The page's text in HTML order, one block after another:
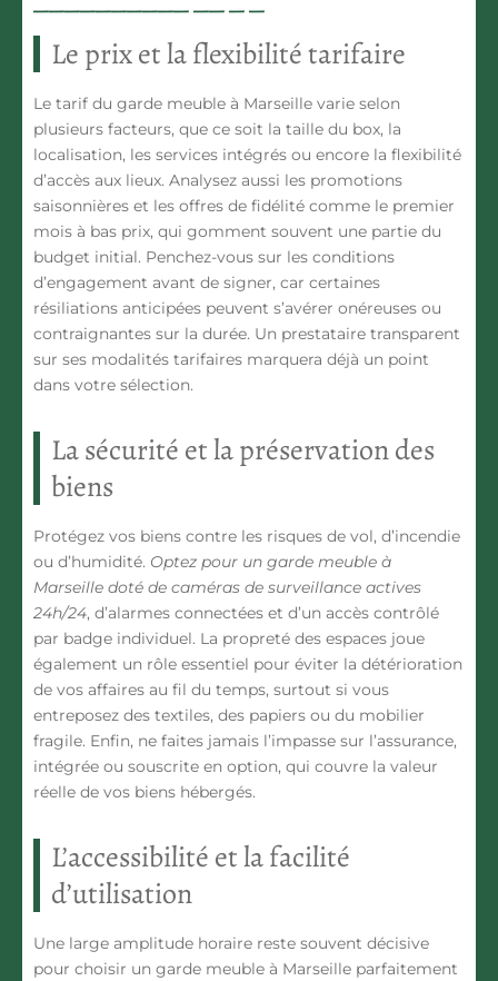
Le prix et la flexibilité tarifaire
Le tarif du garde meuble à Marseille varie selon
plusieurs facteurs, que ce soit la taille du box, la
localisation, les services intégrés ou encore la flexibilité
d’accès aux lieux. Analysez aussi les promotions
saisonnières et les offres de fidélité comme le premier
mois à bas prix, qui gomment souvent une partie du
budget initial. Penchez-vous sur les conditions
d’engagement avant de signer, car certaines
résiliations anticipées peuvent s’avérer onéreuses ou
contraignantes sur la durée. Un prestataire transparent
sur ses modalités tarifaires marquera déjà un point
dans votre sélection.
La sécurité et la préservation des
biens
Protégez vos biens contre les risques de vol, d’incendie
ou d’humidité. Optez pour un garde meuble à
Marseille doté de caméras de surveillance actives
24h/24, d’alarmes connectées et d’un accès contrôlé
par badge individuel. La propreté des espaces joue
également un rôle essentiel pour éviter la détérioration
de vos affaires au fil du temps, surtout si vous
entreposez des textiles, des papiers ou du mobilier
fragile. Enfin, ne faites jamais l’impasse sur l’assurance,
intégrée ou souscrite en option, qui couvre la valeur
réelle de vos biens hébergés.
L’accessibilité et la facilité
d’utilisation
Une large amplitude horaire reste souvent décisive
pour choisir un garde meuble à Marseille parfaitement